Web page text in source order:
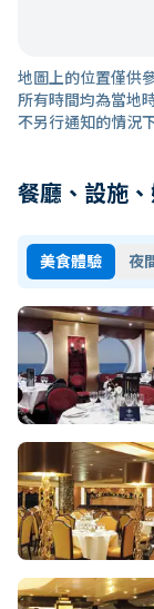
地圖上的位置僅供
所有時間均為當地
不另行通知的情況
餐廳、設施
美食體驗 夜